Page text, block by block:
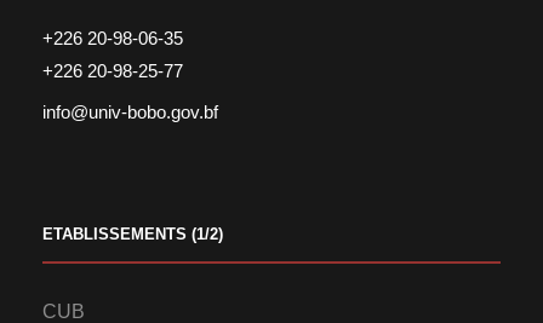
+226 20-98-06-35
+226 20-98-25-77
info@univ-bobo.gov.bf
ETABLISSEMENTS (1/2)
CUB